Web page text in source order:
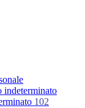
indeterminato
102